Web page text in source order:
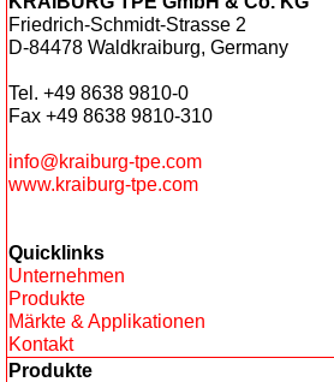
Friedrich-Schmidt-Strasse 2
D-84478 Waldkraiburg, Germany
Tel. +49 8638 9810-0
Fax +49 8638 9810-310
info@kraiburg-tpe.com
www.kraiburg-tpe.com
Quicklinks
Unternehmen
Produkte
Märkte & Applikationen
Kontakt
Produkte